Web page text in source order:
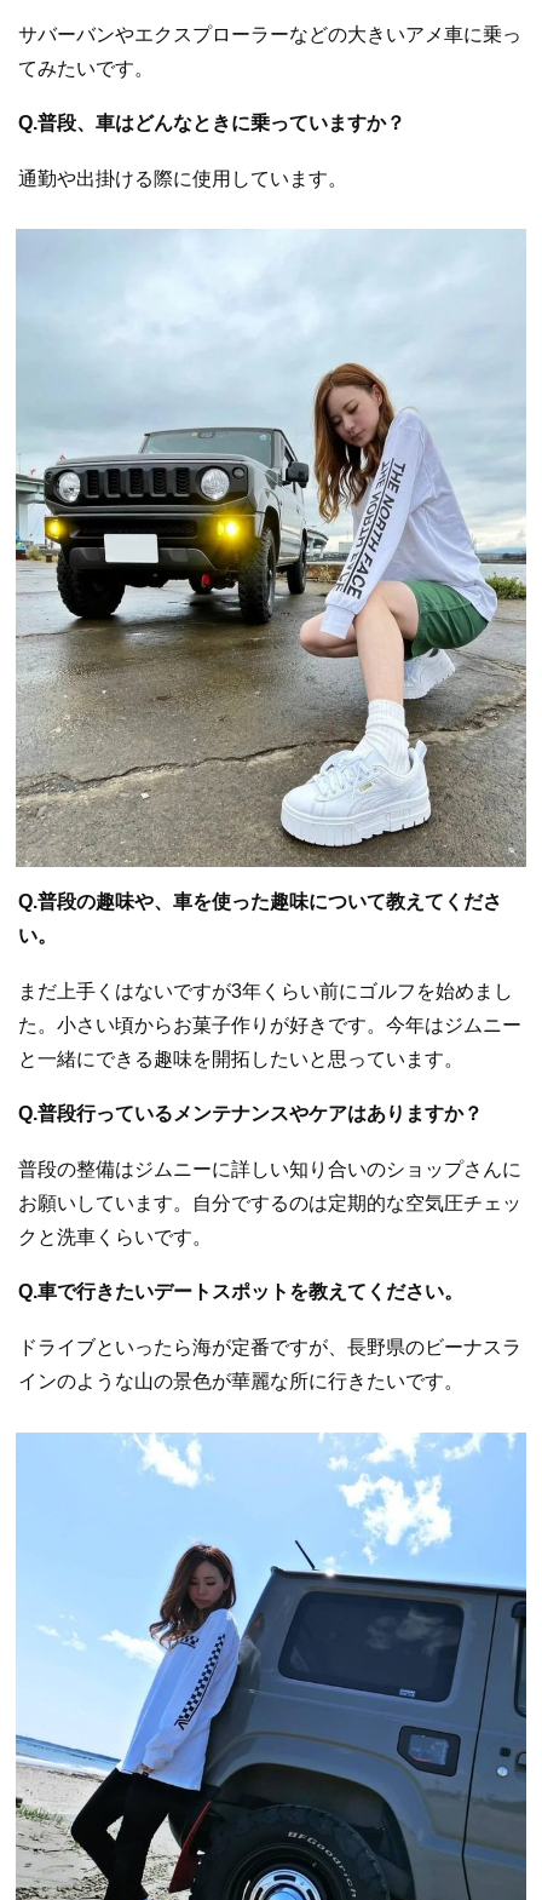
サバーバンやエクスプローラーなどの大きいアメ車に乗っ
てみたいです。
Q.普段、車はどんなときに乗っていますか？
通勤や出掛ける際に使用しています。
Q.普段の趣味や、車を使った趣味について教えてくださ
い。
まだ上手くはないですが3年くらい前にゴルフを始めまし
た。小さい頃からお菓子作りが好きです。今年はジムニー
と一緒にできる趣味を開拓したいと思っています。
Q.普段行っているメンテナンスやケアはありますか？
普段の整備はジムニーに詳しい知り合いのショップさんに
お願いしています。自分でするのは定期的な空気圧チェッ
クと洗車くらいです。
Q.車で行きたいデートスポットを教えてください。
ドライブといったら海が定番ですが、長野県のビーナスラ
インのような山の景色が華麗な所に行きたいです。